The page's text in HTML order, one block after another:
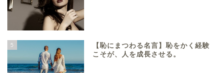
5
【恥にまつわる名言】恥をかく経験
こそが、人を成長させる。